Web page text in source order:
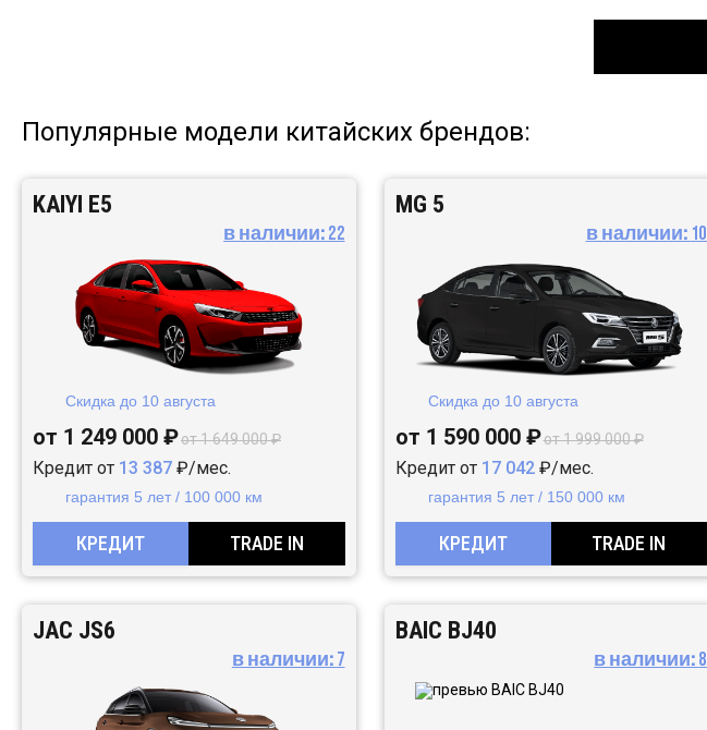
Популярные модели китайских брендов:
KAIYI E5
в наличии:22
Скидка до 10 августа
от 1 249 000 ₽от 1 649 000 ₽
Кредит от 13 387 ₽/мес.
гарантия 5 лет / 100 000 км
КРЕДИТ TRADE IN
MG 5
в наличии: 10
Скидка до 10 августа
от 1 590 000 ₽от 1 999 000 ₽
Кредит от 17 042₽/мес.
гарантия 5 лет / 150 000 км
КРЕДИТ TRADE IN
JAC JS6
в наличии:7
BAIC BJ40
в наличии:8